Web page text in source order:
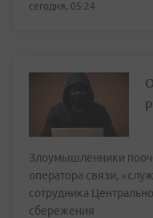
сегодня, 05:24
Злоумышленники
оператора связи,
сотрудника
сбережения